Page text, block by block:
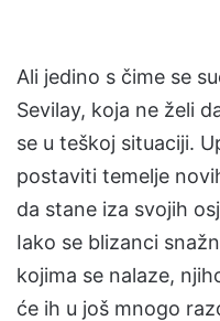
Ali jedino s čime se
Sevilay, koja ne želi
se u teškoj situaciji.
postaviti temelje
da stane iza svojih
Iako se blizanci
kojima se nalaze,
će ih u još mnogo